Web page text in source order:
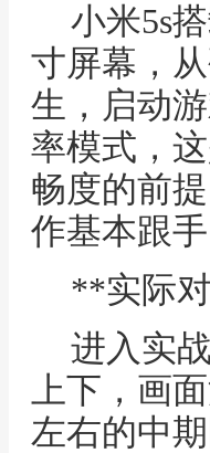
小米5s
寸屏幕，
生，启动
率模式，
畅度的前
作基本跟
**实际
进入实
上下，画
左右的中